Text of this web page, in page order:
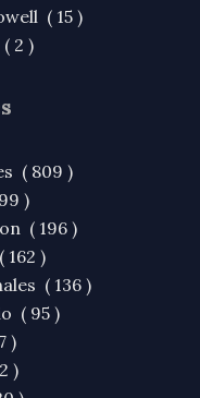
( 15 )
2 )
( 809 )
)
( 196 )
)
( 136 )
( 95 )
)
)